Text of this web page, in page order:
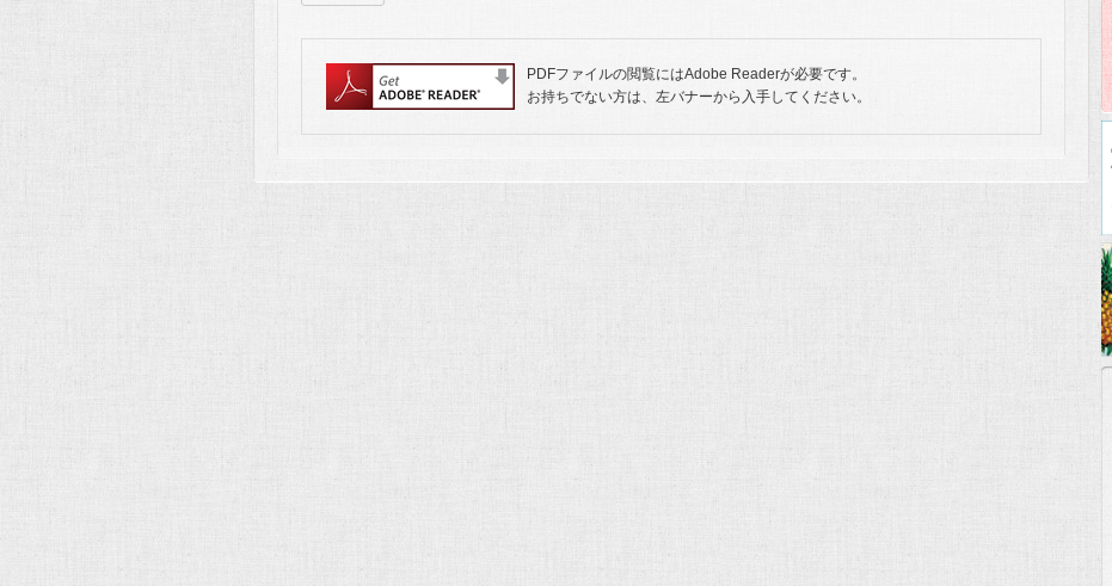
PDFファイルの閲覧にはAdobe Readerが必要です。
お持ちでない方は、左バナーから入手してください。